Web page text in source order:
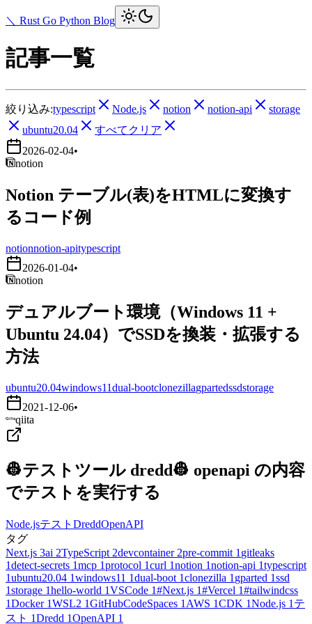
＼ Rust Go Python Blog
記事一覧
絞り込み:typescript Node.js notion notion-api
storage
ubuntu20.04
すべてクリア
2026-02-04•
notion
Notion テーブル(表)をHTMLに変換す
るコード例
notionnotion-apitypescript
2026-01-04•
notion
デュアルブート環境（Windows 11 +
Ubuntu 24.04）でSSDを換装・拡張する
方法
ubuntu20.04windows11dual-bootclonezillagpartedssdstorage
2021-12-06•
qiita
👷テストツール dredd👷 openapi の内容
でテストを実行する
Node.jsテスト DreddOpenAPI
タグ
Next.js 3ai 2TypeScript 2devcontainer 2pre-commit 1 gitleaks
1detect-secrets 1mcp 1protocol 1curl 1notion 1notion-api 1typescript
1ubuntu20.04 1windows11 1dual-boot 1clonezilla 1 gparted 1ssd
1storage 1hello-world 1VSCode 1#Next.js 1#Vercel 1#tailwindcss
1Docker 1WSL2 1GitHubCodeSpaces 1 AWS 1CDK 1Node.js 1 テ
スト 1Dredd 1OpenAPI 1